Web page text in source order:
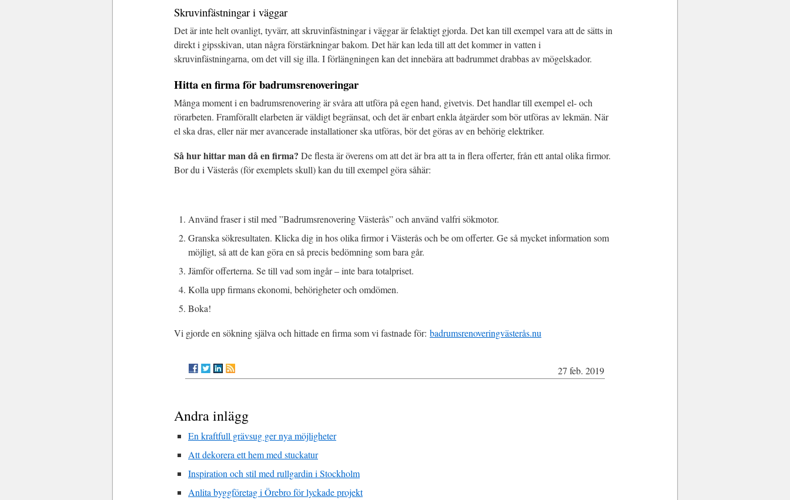
Skruvinfästningar i väggar
Det är inte helt ovanligt, tyvärr, att skruvinfästningar i väggar är felaktigt gjorda. Det kan till exempel vara att de sätts in
direkt i gipsskivan, utan några förstärkningar bakom. Det här kan leda till att det kommer in vatten i
skruvinfästningarna, om det vill sig illa. I förlängningen kan det innebära att badrummet drabbas av mögelskador.
Hitta en firma för badrumsrenoveringar
Många moment i en badrumsrenovering är svåra att utföra på egen hand, givetvis. Det handlar till exempel el- och
rörarbeten. Framförallt elarbeten är väldigt begränsat, och det är enbart enkla åtgärder som bör utföras av lekmän. När
el ska dras, eller när mer avancerade installationer ska utföras, bör det göras av en behörig elektriker.
Så hur hittar man då en firma? De flesta är överens om att det är bra att ta in flera offerter, från ett antal olika firmor.
Bor du i Västerås (för exemplets skull) kan du till exempel göra såhär:
Använd fraser i stil med ”Badrumsrenovering Västerås” och använd valfri sökmotor.
Granska sökresultaten. Klicka dig in hos olika firmor i Västerås och be om offerter. Ge så mycket information som
möjligt, så att de kan göra en så precis bedömning som bara går.
Jämför offerterna. Se till vad som ingår – inte bara totalpriset.
Kolla upp firmans ekonomi, behörigheter och omdömen.
Boka!
Vi gjorde en sökning själva och hittade en firma som vi fastnade för: badrumsrenoveringvästerås.nu
27 feb. 2019
Andra inlägg
En kraftfull grävsug ger nya möjligheter
Att dekorera ett hem med stuckatur
Inspiration och stil med rullgardin i Stockholm
Anlita byggföretag i Örebro för lyckade projekt